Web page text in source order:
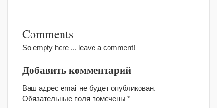
Comments
So empty here ... leave a comment!
Добавить комментарий
Ваш адрес email не будет опубликован.
Обязательные поля помечены *